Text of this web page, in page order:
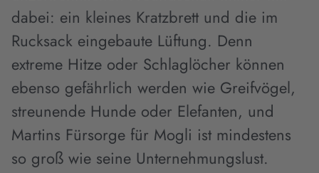
dabei: ein kleines Kratzbrett und die im
Rucksack eingebaute Lüftung. Denn
extreme Hitze oder Schlaglöcher können
ebenso gefährlich werden wie Greifvögel,
streunende Hunde oder Elefanten, und
Martins Fürsorge für Mogli ist mindestens
so groß wie seine Unternehmungslust.